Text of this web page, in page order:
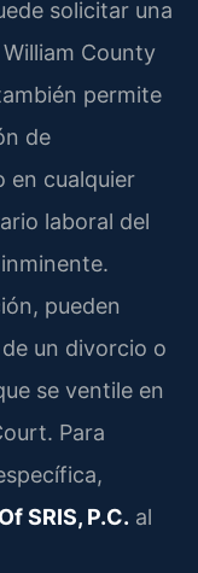
solicitar una
County
permite
de
en cualquier
laboral del
pueden
un divorcio o
se ventile en
Para
SRIS, P.C. al